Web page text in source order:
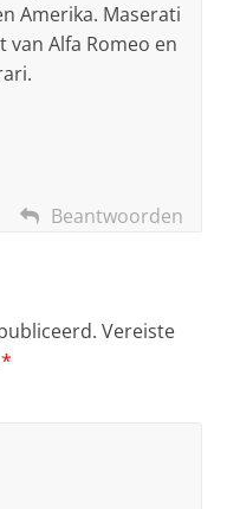
Amerika. Maserati
van Alfa Romeo en
Beantwoorden
Vereiste
*